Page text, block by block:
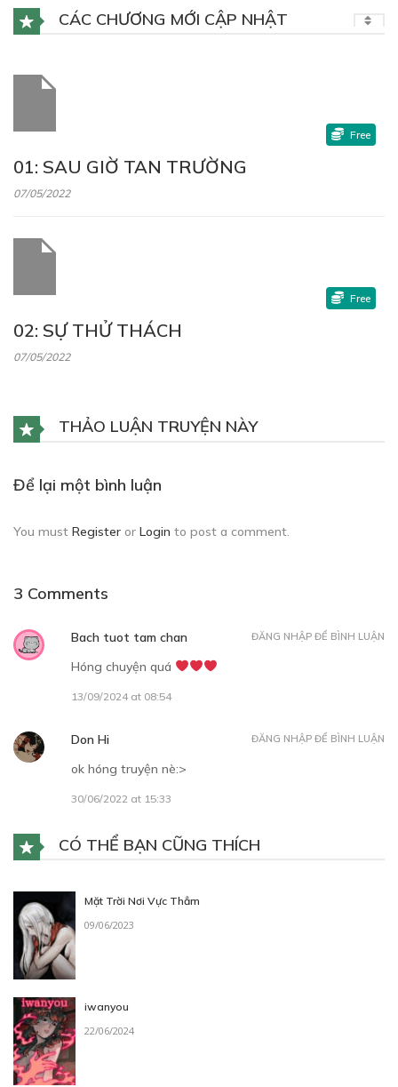
CÁC CHƯƠNG MỚI CẬP NHẬT
01: SAU GIỜ TAN TRƯỜNG
07/05/2022
Free
02: SỰ THỬ THÁCH
07/05/2022
Free
THẢO LUẬN TRUYỆN NÀY
Để lại một bình luận
You must Register or Login to post a comment.
3 Comments
Bach tuot tam chan
Hóng chuyện quá
13/09/2024 at 08:54
ĐĂNG NHẬP ĐỂ BÌNH LUẬN
Don Hi
ok hóng truyện nè:>
30/06/2022 at 15:33
ĐĂNG NHẬP ĐỂ BÌNH LUẬN
CÓ THỂ BẠN CŨNG THÍCH
Mặt Trời Nơi Vực Thẳm
09/06/2023
iwanyou
22/06/2024